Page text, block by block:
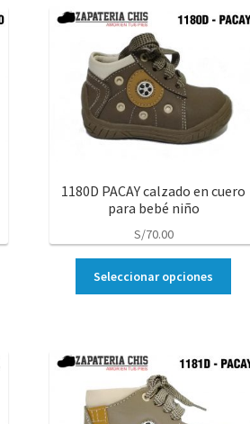
1180D PACAY calzado en cuero
para bebé niño
S/70.00
Seleccionar opciones